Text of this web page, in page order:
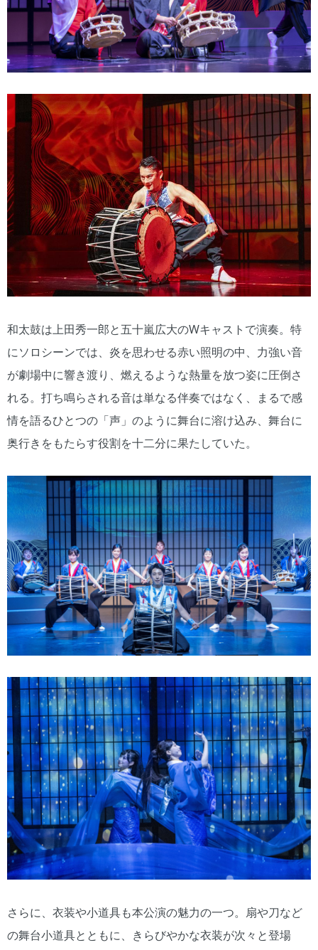
和太鼓は上田秀一郎と五十嵐広大のWキャストで演奏。特
にソロシーンでは、炎を思わせる赤い照明の中、力強い音
が劇場中に響き渡り、燃えるような熱量を放つ姿に圧倒さ
れる。打ち鳴らされる音は単なる伴奏ではなく、まるで感
情を語るひとつの「声」のように舞台に溶け込み、舞台に
奥行きをもたらす役割を十二分に果たしていた。
さらに、衣装や小道具も本公演の魅力の一つ。扇や刀など
の舞台小道具とともに、きらびやかな衣装が次々と登場